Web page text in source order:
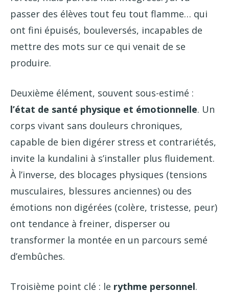
passer des élèves tout feu tout flamme… qui
ont fini épuisés, bouleversés, incapables de
mettre des mots sur ce qui venait de se
produire.
Deuxième élément, souvent sous-estimé :
l’état de santé physique et émotionnelle. Un
corps vivant sans douleurs chroniques,
capable de bien digérer stress et contrariétés,
invite la kundalini à s’installer plus fluidement.
À l’inverse, des blocages physiques (tensions
musculaires, blessures anciennes) ou des
émotions non digérées (colère, tristesse, peur)
ont tendance à freiner, disperser ou
transformer la montée en un parcours semé
d’embûches.
Troisième point clé : le rythme personnel.